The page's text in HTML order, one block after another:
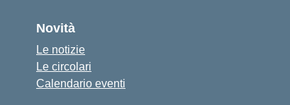
Novità
Le notizie
Le circolari
Calendario eventi